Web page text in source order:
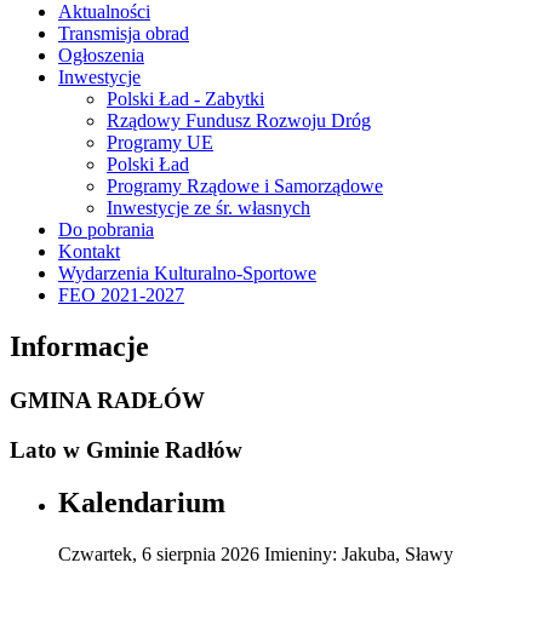
Aktualności
Transmisja obrad
Ogłoszenia
Inwestycje
Polski Ład - Zabytki
Rządowy Fundusz Rozwoju Dróg
Programy UE
Polski Ład
Programy Rządowe i Samorządowe
Inwestycje ze śr. własnych
Do pobrania
Kontakt
Wydarzenia Kulturalno-Sportowe
FEO 2021-2027
Informacje
GMINA RADŁÓW
Lato w Gminie Radłów
Kalendarium
Czwartek, 6 sierpnia 2026 Imieniny: Jakuba, Sławy